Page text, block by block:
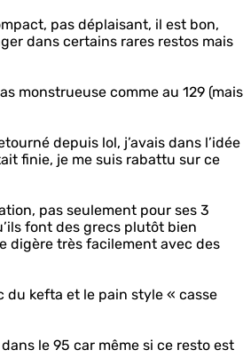
pas déplaisant, il est bon,
dans certains rares restos mais
monstrueuse comme au 129 (mais
depuis lol, j’avais dans l’idée
finie, je me suis rabattu sur ce
pas seulement pour ses 3
font des grecs plutôt bien
digère très facilement avec des
du kefta et le pain style « casse
le 95 car même si ce resto est